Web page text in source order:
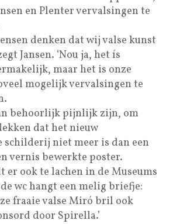
en Plenter vervalsingen te
denken dat wij valse kunst
Jansen. ‘Nou ja, het ís
maar het is onze
mogelijk vervalsingen te
behoorlijk pijnlijk zijn, om
dat het nieuw
schilderij niet meer is dan een
vernis bewerkte poster.
er ook te lachen in de Museums
wc hangt een melig briefje:
fraaie valse Miró bril ook
door Spirella.’